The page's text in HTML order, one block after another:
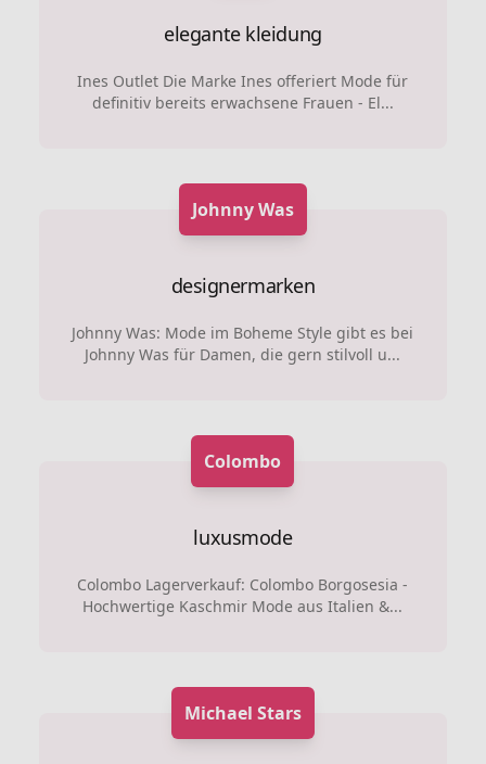
elegante kleidung
Ines Outlet Die Marke Ines offeriert Mode für
definitiv bereits erwachsene Frauen - El...
Johnny Was
designermarken
Johnny Was: Mode im Boheme Style gibt es bei
Johnny Was für Damen, die gern stilvoll u...
Colombo
luxusmode
Colombo Lagerverkauf: Colombo Borgosesia -
Hochwertige Kaschmir Mode aus Italien &...
Michael Stars